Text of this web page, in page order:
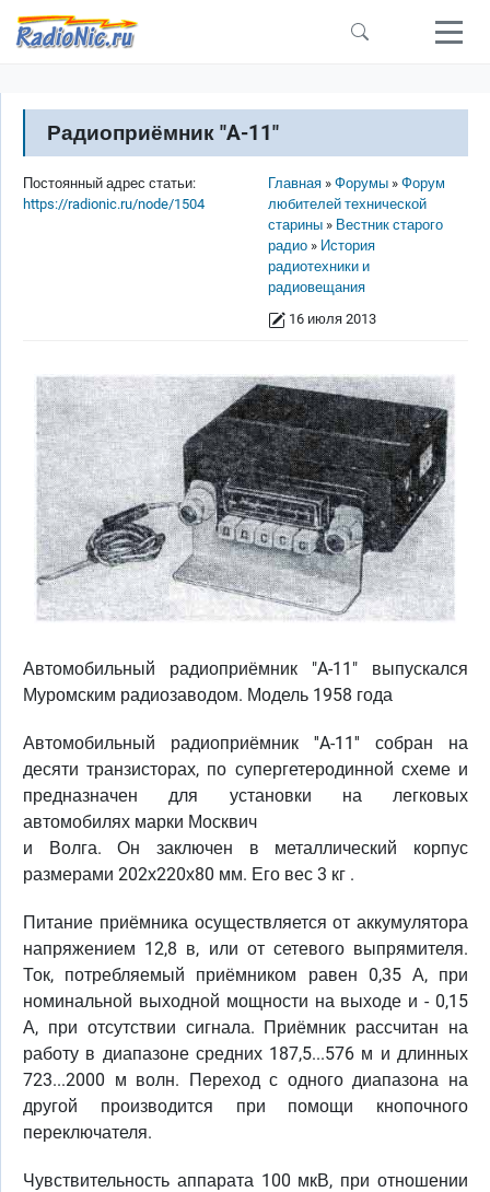
Перейти к основному содержанию
Радиоприёмник "A-11"
Строка навигации
Главная Форумы
Форум
любителей технической
старины
Вестник старого
радио
История
радиотехники и
радиовещания
16 июля 2013
Постоянный адрес статьи:
https://radionic.ru/node/1504
Автомобильный радиоприёмник "A-11" выпускался
Муромским радиозаводом. Модель 1958 года
Автомобильный радиоприёмник ''A-11'' собран на
десяти транзисторах, по супергетеродинной схеме и
предназначен для установки на легковых
автомобилях марки Москвич
и Волга. Он заключен в металлический корпус
размерами 202х220х80 мм. Его вес 3 кг .
Питание приёмника осуществляется от аккумулятора
напряжением 12,8 в, или от сетевого выпрямителя.
Ток, потребляемый приёмником равен 0,35 А, при
номинальной выходной мощности на выходе и - 0,15
А, при отсутствии сигнала. Приёмник рассчитан на
работу в диапазоне средних 187,5...576 м и длинных
723...2000 м волн. Переход с одного диапазона на
другой производится при помощи кнопочного
переключателя.
Чувствительность аппарата 100 мкВ, при отношении